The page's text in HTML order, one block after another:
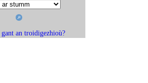
gant an troidigezhioù?